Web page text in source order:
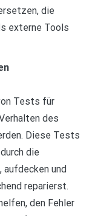
die
externe Tools
Tests für
des
Diese Tests
die
aufdecken und
reparierst.
den Fehler